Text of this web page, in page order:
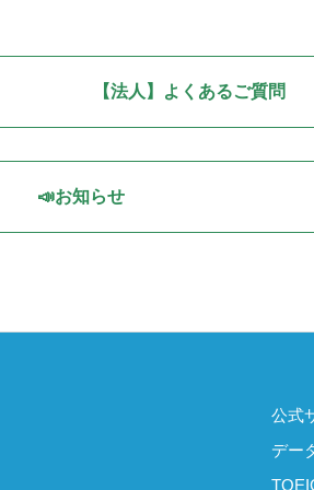
【法人】よくあるご質問
📣お知らせ
公式
デー